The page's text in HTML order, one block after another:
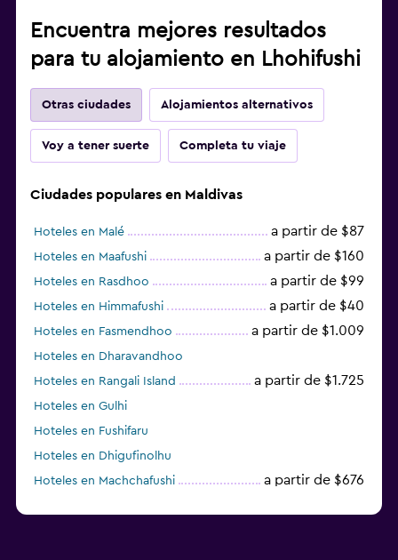
Encuentra mejores resultados
para tu alojamiento en Lhohifushi
Otras ciudades Alojamientos alternativos
Voy a tener suerte Completa tu viaje
Ciudades populares en Maldivas
Hoteles en Malé a partir de $87
Hoteles en Maafushi a partir de $160
Hoteles en Rasdhoo a partir de $99
Hoteles en Himmafushi a partir de $40
Hoteles en Fasmendhoo a partir de $1.009
Hoteles en Dharavandhoo
Hoteles en Rangali Island
a partir de $1.725
Hoteles en Gulhi
Hoteles en Fushifaru
Hoteles en Dhigufinolhu
Hoteles en Machchafushi
a partir de $676